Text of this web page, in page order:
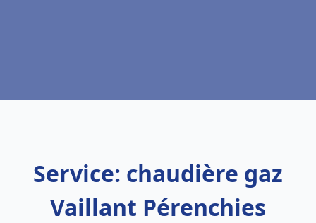
Service: chaudière gaz
Vaillant Pérenchies